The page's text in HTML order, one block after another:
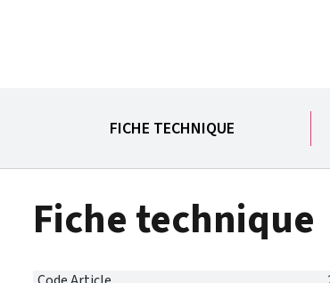
FICHE TECHNIQUE
Fiche technique